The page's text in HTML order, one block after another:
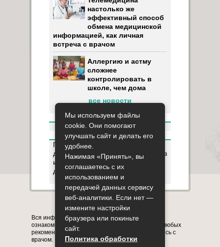
настолько же
эффективный способ
обмена медицинской
информацией, как личная
встреча с врачом
Аллергию и астму
сложнее
контролировать в
школе, чем дома
все новости
Пользуясь данным ресурсом вы
даёте разрешение на сбор, анализ
и хранение своих персональных
данных согласно Правилам
Карта сайта О сайте Контакты
Вся информация на сайте представлена в
ознакомительных целях. Перед применением любых
рекомендаций обязательно проконсультируйтесь с
врачом.
Мы используем файлы
cookie. Они помогают
улучшать сайт и делать его
удобнее.
Нажимая «Принять», вы
соглашаетесь с их
использованием и
передачей данных сервису
веб-аналитики. Если нет —
измените настройки
браузера или покиньте
сайт.
Политика обработки